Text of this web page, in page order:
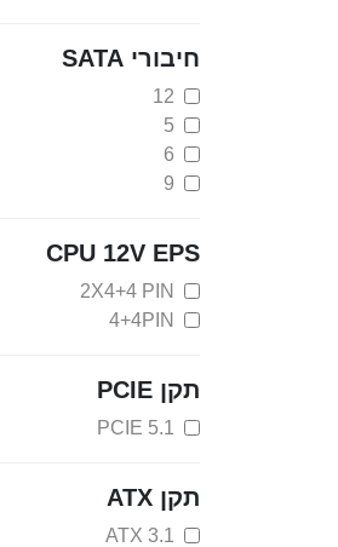
חיבורי SATA
12
5
6
9
CPU 12V EPS
2X4+4 PIN
4+4PIN
תקן PCIE
PCIE 5.1
תקן ATX
ATX 3.1